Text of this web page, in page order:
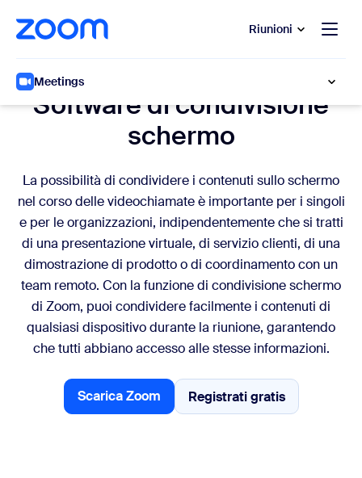
principale
di assistenza Riunioni
Meetings
Software di condivisione
schermo
La possibilità di condividere i contenuti sullo schermo
nel corso delle videochiamate è importante per i singoli
e per le organizzazioni, indipendentemente che si tratti
di una presentazione virtuale, di servizio clienti, di una
dimostrazione di prodotto o di coordinamento con un
team remoto. Con la funzione di condivisione schermo
di Zoom, puoi condividere facilmente i contenuti di
qualsiasi dispositivo durante la riunione, garantendo
che tutti abbiano accesso alle stesse informazioni.
Scarica Zoom
Scarica Zoom
Registrati gratis
Registrati gratis